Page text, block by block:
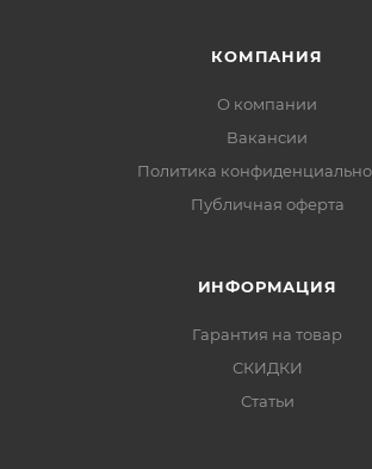
КОМПАНИЯ
О компании
Вакансии
Политика
Публичная оферта
ИНФОРМАЦИЯ
Гарантия на товар
СКИДКИ
Статьи